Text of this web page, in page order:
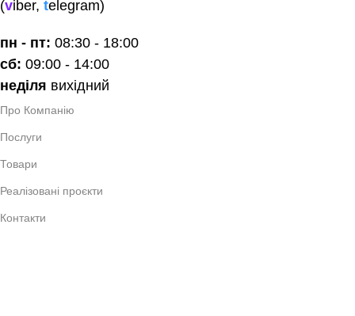
(viber, telegram)
пн - пт: 08:30 - 18:00
сб: 09:00 - 14:00
неділя вихідний
Про Компанію
Послуги
Товари
Реалізовані проєкти
Контакти